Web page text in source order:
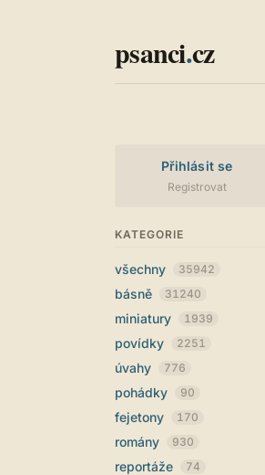
psanci.cz
Přihlásit se
Registrovat
KATEGORIE
všechny 35942
básně 31240
miniatury 1939
povídky 2251
úvahy 776
pohádky 90
fejetony 170
romány 930
reportáže 74